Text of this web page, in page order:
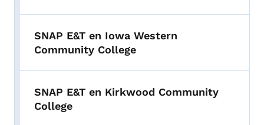
SNAP E&T en Iowa Western
Community College
SNAP E&T en Kirkwood Community
College